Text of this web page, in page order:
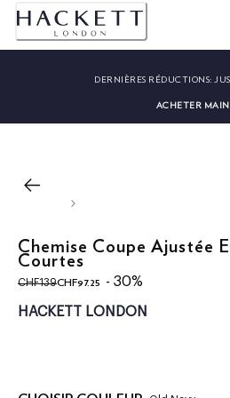
DERNIÈRES RÉDUCTIONS:
ACHETER
Chemise Coupe Ajustée
Courtes
CHF139
original price CHF139
CHF97.25
current price CHF97.25
- 30%
HACKETT LONDON